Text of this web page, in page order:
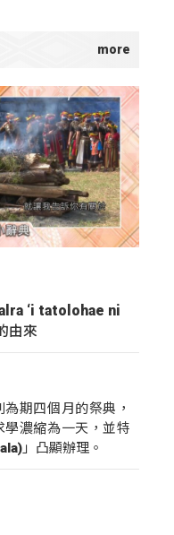
‘i tatolohae ni
由來
期四個月的祭典，
濃縮為一天，並特
」凸顯辦理。